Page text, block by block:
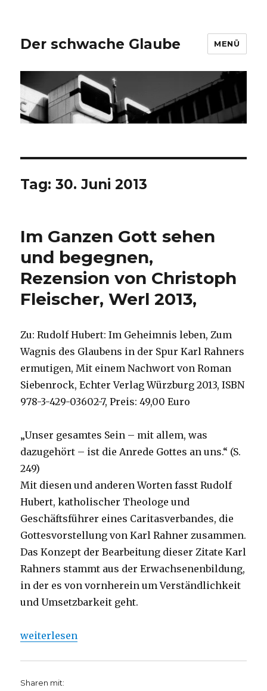
Der schwache Glaube MENÜ
Tag:30. Juni 2013
Im Ganzen Gott sehen
und begegnen,
Rezension von Christoph
Fleischer, Werl 2013,
Zu: Rudolf Hubert: Im Geheimnis leben, Zum
Wagnis des Glaubens in der Spur Karl Rahners
ermutigen, Mit einem Nachwort von Roman
Siebenrock, Echter Verlag Würzburg 2013, ISBN
978-3-429-03602-7, Preis: 49,00 Euro
„Unser gesamtes Sein – mit allem, was
dazugehört – ist die Anrede Gottes an uns.“ (S.
249)
Mit diesen und anderen Worten fasst Rudolf
Hubert, katholischer Theologe und
Geschäftsführer eines Caritasverbandes, die
Gottesvorstellung von Karl Rahner zusammen.
Das Konzept der Bearbeitung dieser Zitate Karl
Rahners stammt aus der Erwachsenenbildung,
in der es von vornherein um Verständlichkeit
und Umsetzbarkeit geht.
„Im Ganzen Gott sehen und begegnen, Rezension
weiterlesen
Sharen mit: